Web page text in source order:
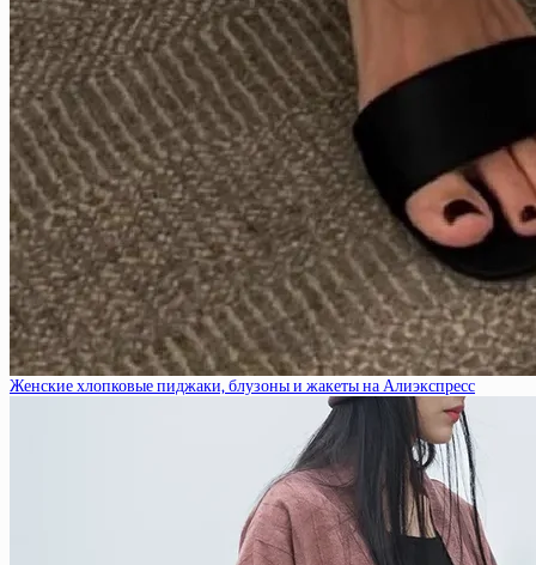
Женские хлопковые пиджаки, блузоны и жакеты на Алиэкспресс